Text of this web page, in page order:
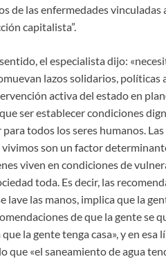
de las enfermedades vinculadas
capitalista”.
el especialista dijo:
lazos solidarios, políticas
activa del estado en
ser establecer condiciones
todos los seres humanos.
vivimos son un factor
viven en condiciones de
toda. Es decir, las
lave las manos, implica que la
de que la gente se
la gente tenga casa», y en esa
que «el saneamiento de agua